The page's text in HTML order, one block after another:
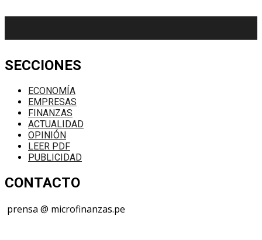
SECCIONES
ECONOMÍA
EMPRESAS
FINANZAS
ACTUALIDAD
OPINIÓN
LEER PDF
PUBLICIDAD
CONTACTO
prensa @ microfinanzas.pe